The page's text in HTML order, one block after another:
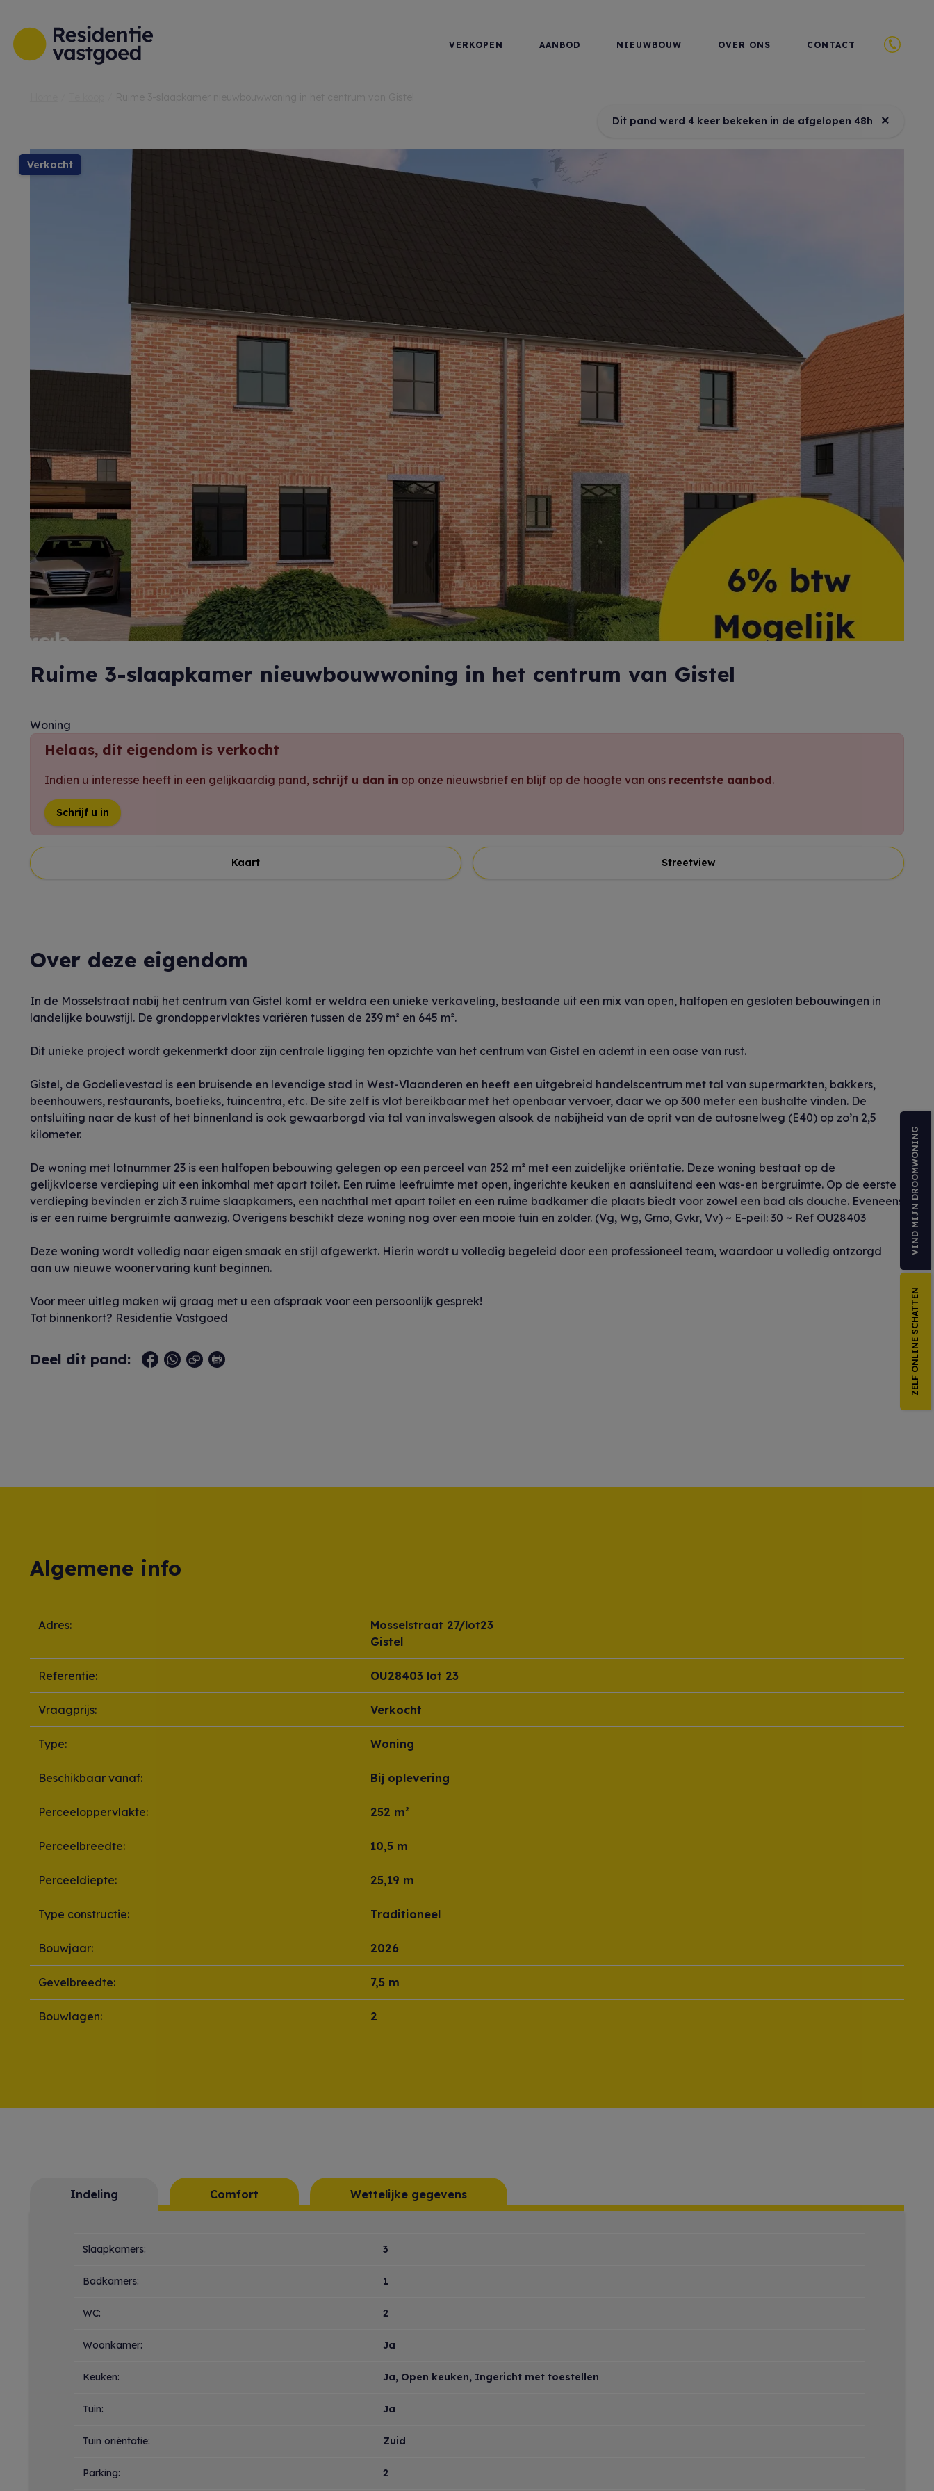
VERKOPEN AANBOD NIEUWBOUW OVER ONS CONTACT
Dit pand werd 4 keer bekeken in de afgelopen 48h
×
verkocht
Ruime 3-slaapkamer nieuwbouwwoning in het centrum van Gistel
Woning
Helaas, dit eigendom is verkocht
Indien u interesse heeft in een gelijkaardig pand, schrijf u dan in op onze nieuwsbrief en blijf op de hoogte van ons recentste aanbod.
Schrijf u in
Kaart Streetview
Over deze eigendom
In de Mosselstraat nabij het centrum van Gistel komt er weldra een unieke verkaveling, bestaande uit een mix van open, halfopen en gesloten bebouwingen in
landelijke bouwstijl. De grondoppervlaktes variëren tussen de 239 m² en 645 m².
Dit unieke project wordt gekenmerkt door zijn centrale ligging ten opzichte van het centrum van Gistel en ademt in een oase van rust.
Gistel, de Godelievestad is een bruisende en levendige stad in West-Vlaanderen en heeft een uitgebreid handelscentrum met tal van supermarkten, bakkers,
beenhouwers, restaurants, boetieks, tuincentra, etc. De site zelf is vlot bereikbaar met het openbaar vervoer, daar we op 300 meter een bushalte vinden. De
ontsluiting naar de kust of het binnenland is ook gewaarborgd via tal van invalswegen alsook de nabijheid van de oprit van de autosnelweg (E40) op zo’n 2,5
kilometer.
De woning met lotnummer 23 is een halfopen bebouwing gelegen op een perceel van 252 m² met een zuidelijke oriëntatie. Deze woning bestaat op de
gelijkvloerse verdieping uit een inkomhal met apart toilet. Een ruime leefruimte met open, ingerichte keuken en aansluitend een was-en bergruimte. Op de eerste
verdieping bevinden er zich 3 ruime slaapkamers, een nachthal met apart toilet en een ruime badkamer die plaats biedt voor zowel een bad als douche. Eveneens
is er een ruime bergruimte aanwezig. Overigens beschikt deze woning nog over een mooie tuin en zolder. (Vg, Wg, Gmo, Gvkr, Vv) ~ E-peil: 30 ~ Ref OU28403
Deze woning wordt volledig naar eigen smaak en stijl afgewerkt. Hierin wordt u volledig begeleid door een professioneel team, waardoor u volledig ontzorgd
aan uw nieuwe woonervaring kunt beginnen.
Voor meer uitleg maken wij graag met u een afspraak voor een persoonlijk gesprek!
Tot binnenkort? Residentie Vastgoed
Deel dit pand:
Algemene info
Adres:
Mosselstraat 27/lot23
Gistel
Referentie: OU28403 lot 23
Vraagprijs: Verkocht
Type: Woning
Beschikbaar vanaf: Bij oplevering
Perceeloppervlakte: 252 m²
Perceelbreedte: 10,5 m
Perceeldiepte: 25,19 m
Type constructie: Traditioneel
Bouwjaar: 2026
Gevelbreedte: 7,5 m
Bouwlagen: 2
Indeling Comfort Wettelijke gegevens
Slaapkamers: 3
Badkamers: 1
WC: 2
Woonkamer: Ja
Keuken: Ja, Open keuken, Ingericht met toestellen
Tuin: Ja
Tuin oriëntatie: Zuid
Parking: 2
ZELF ONLINE SCHATTEN
VIND MIJN DROOMWONING